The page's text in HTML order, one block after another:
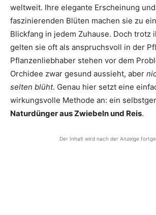
weltweit. Ihre elegante Erscheinung
faszinierenden Blüten machen sie zu
Blickfang in jedem Zuhause. Doch trotz
gelten sie oft als anspruchsvoll in der
Pflanzenliebhaber stehen vor dem
Orchidee zwar gesund aussieht, aber
selten blüht. Genau hier setzt eine
wirkungsvolle Methode an: ein
Naturdünger aus Zwiebeln und Reis.
Der Inhalt wird nach der Anzeige